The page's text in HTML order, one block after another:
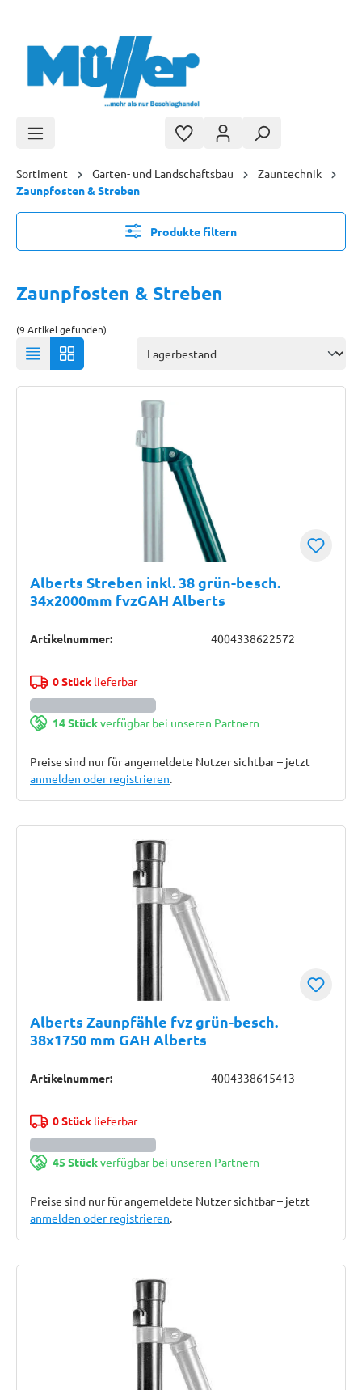
Sortiment Garten- und Landschaftsbau
Zauntechnik
Zaunpfosten & Streben
Produkte filtern
Zaunpfosten & Streben
(9 Artikel gefunden)
Alberts Streben inkl. 38 grün-besch.
34x2000mm fvzGAH Alberts
Artikelnummer: 4004338622572
0 Stücklieferbar
14 Stückverfügbar bei unseren Partnern
Preise sind nur für angemeldete Nutzer sichtbar – jetzt
anmelden oder registrieren.
Alberts Zaunpfähle fvz grün-besch.
38x1750 mm GAH Alberts
Artikelnummer: 4004338615413
0 Stücklieferbar
45 Stückverfügbar bei unseren Partnern
Preise sind nur für angemeldete Nutzer sichtbar – jetzt
anmelden oder registrieren.